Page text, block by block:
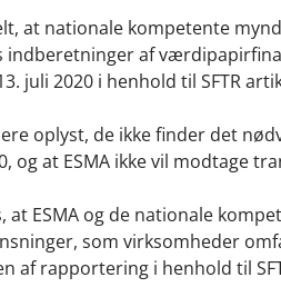
at nationale kompetente
indberetninger af
juli 2020 i henhold til SFTR
oplyst, de ikke finder det
og at ESMA ikke vil modtage
at ESMA og de nationale
som virksomheder
af rapportering i henhold til